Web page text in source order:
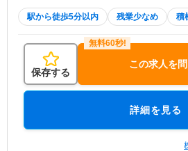
駅から徒歩5分以内 残業少なめ 積
保存する
この求人を
詳細を見る